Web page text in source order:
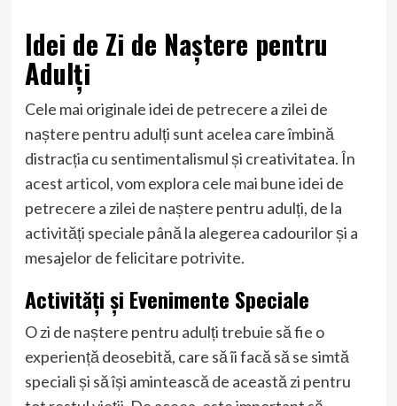
Idei de Zi de Naștere pentru
Adulți
Cele mai originale idei de petrecere a zilei de
naștere pentru adulți sunt acelea care îmbină
distracția cu sentimentalismul și creativitatea. În
acest articol, vom explora cele mai bune idei de
petrecere a zilei de naștere pentru adulți, de la
activități speciale până la alegerea cadourilor și a
mesajelor de felicitare potrivite.
Activități și Evenimente Speciale
O zi de naștere pentru adulți trebuie să fie o
experiență deosebită, care să îi facă să se simtă
speciali și să își amintească de această zi pentru